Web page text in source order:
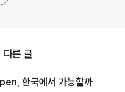
다른 글
한국에서 가능할까